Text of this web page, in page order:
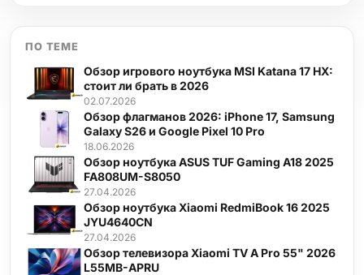
ПО ТЕМЕ
Обзор игрового ноутбука MSI Katana 17 HX:
стоит ли брать в 2026
02.07.2026
Обзор флагманов 2026: iPhone 17, Samsung
Galaxy S26 и Google Pixel 10 Pro
18.06.2026
Обзор ноутбука ASUS TUF Gaming A18 2025
FA808UM-S8050
27.04.2026
Обзор ноутбука Xiaomi RedmiBook 16 2025
JYU4640CN
27.04.2026
Обзор телевизора Xiaomi TV A Pro 55" 2026
L55MB-APRU